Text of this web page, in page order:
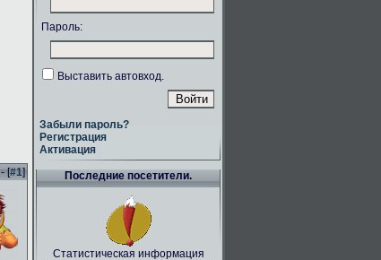
[#1]
Пароль:
Выставить автовход.
Забыли пароль?
Регистрация
Активация
Последние посетители.
Статистическая информация